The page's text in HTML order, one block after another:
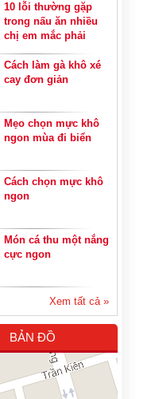
10 lỗi thường gặp
trong nấu ăn nhiều
chị em mắc phải
Cách làm gà khô xé
cay đơn giản
Mẹo chọn mực khô
ngon mùa đi biển
Cách chọn mực khô
ngon
Món cá thu một nắng
cực ngon
Xem tất cả »
BẢN ĐỒ